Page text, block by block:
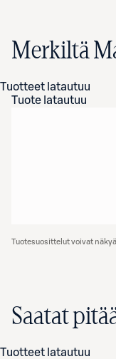
Merkiltä
Tuotteet latautuu
Tuote latautuu
Tuotesuosittelut voivat
Saatat
Tuotteet latautuu